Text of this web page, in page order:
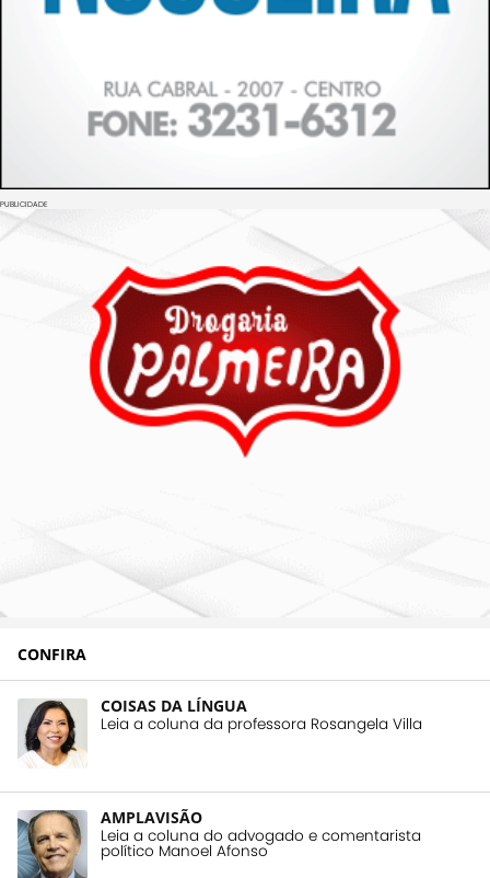
PUBLICIDADE
CONFIRA
COISAS DA LÍNGUA
Leia a coluna da professora Rosangela Villa
AMPLAVISÃO
Leia a coluna do advogado e comentarista
político Manoel Afonso